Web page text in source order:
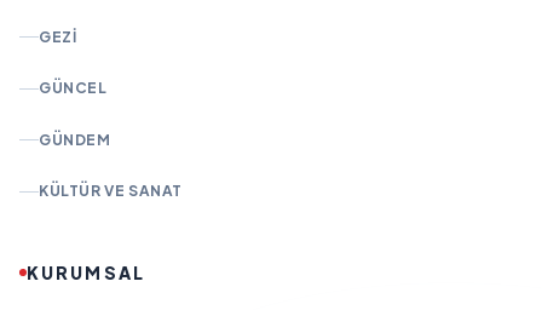
GEZI
GÜNCEL
GÜNDEM
KÜLTÜR VE SANAT
KURUMSAL